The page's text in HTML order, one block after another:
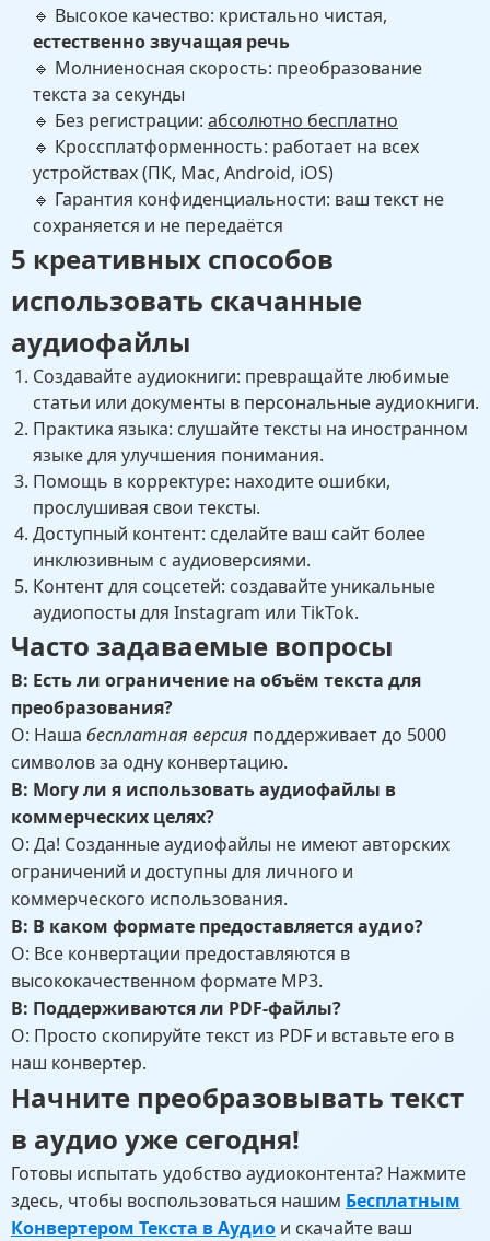
🔹 Высокое качество: кристально чистая,
естественно звучащая речь
🔹 Молниеносная скорость: преобразование
текста за секунды
🔹 Без регистрации: абсолютно бесплатно
🔹 Кроссплатформенность: работает на всех
устройствах (ПК, Mac, Android, iOS)
🔹 Гарантия конфиденциальности: ваш текст не
сохраняется и не передаётся
5 креативных способов
использовать скачанные
аудиофайлы
Создавайте аудиокниги: превращайте любимые
статьи или документы в персональные аудиокниги.
Практика языка: слушайте тексты на иностранном
языке для улучшения понимания.
Помощь в корректуре: находите ошибки,
прослушивая свои тексты.
Доступный контент: сделайте ваш сайт более
инклюзивным с аудиоверсиями.
Контент для соцсетей: создавайте уникальные
аудиопосты для Instagram или TikTok.
Часто задаваемые вопросы
В: Есть ли ограничение на объём текста для
преобразования?
О: Наша бесплатная версия поддерживает до 5000
символов за одну конвертацию.
В: Могу ли я использовать аудиофайлы в
коммерческих целях?
О: Да! Созданные аудиофайлы не имеют авторских
ограничений и доступны для личного и
коммерческого использования.
В: В каком формате предоставляется аудио?
О: Все конвертации предоставляются в
высококачественном формате MP3.
В: Поддерживаются ли PDF-файлы?
О: Просто скопируйте текст из PDF и вставьте его в
наш конвертер.
Начните преобразовывать текст
в аудио уже сегодня!
Готовы испытать удобство аудиоконтента? Нажмите
здесь, чтобы воспользоваться нашим Бесплатным
Конвертером Текста в Аудио и скачайте ваш